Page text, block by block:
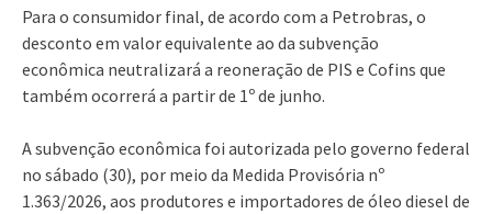
Para o consumidor final, de acordo com a Petrobras, o
desconto em valor equivalente ao da subvenção
econômica neutralizará a reoneração de PIS e Cofins que
também ocorrerá a partir de 1º de junho.
A subvenção econômica foi autorizada pelo governo federal
no sábado (30), por meio da Medida Provisória nº
1.363/2026, aos produtores e importadores de óleo diesel de